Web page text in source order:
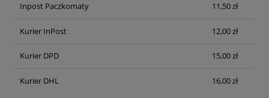
Inpost Paczkomaty 11,50 zł
Kurier InPost 12,00 zł
Kurier DPD 15,00 zł
Kurier DHL 16,00 zł